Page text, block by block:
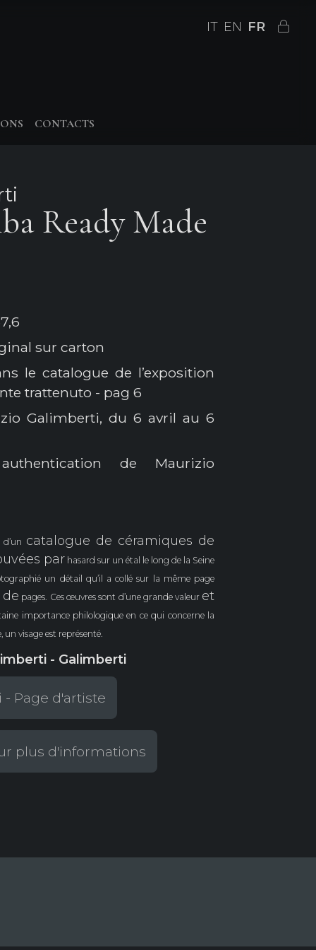
IT EN FR
CONTACTS
Ready Made
sur carton
le catalogue de l’exposition
trattenuto - pag 6
Galimberti, du 6 avril au 6
de Maurizio
catalogue de céramiques de
parhasard sur un étal le long de la Seine
un détail qu’il a collé sur la même page
de pages. Ces œuvres sont d’une grande valeur et
importance philologique en ce qui concerne la
visage est représenté.
- Galimberti
Page d'artiste
plus d'informations